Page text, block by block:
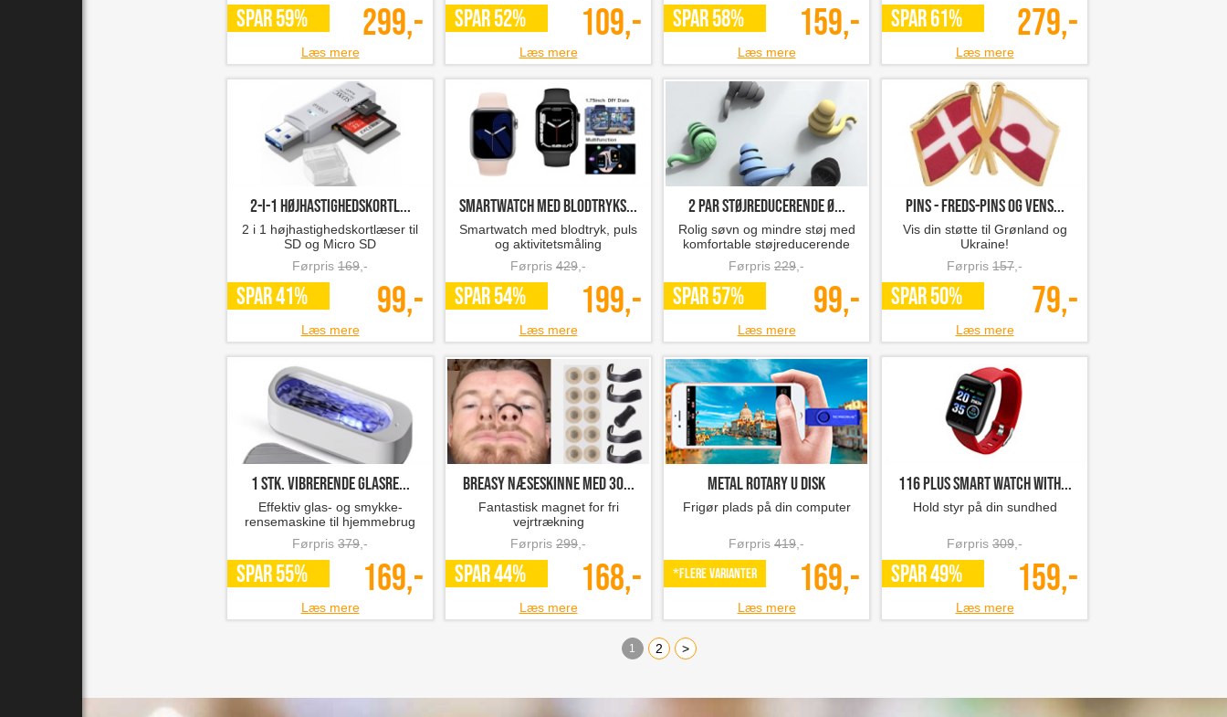
SPAR 59% 299,-
Læs mere
SPAR 52% 109,-
Læs mere
SPAR 58% 159,-
Læs mere
SPAR 61% 279,-
Læs mere
2-i-1 højhastighedskortl...
2 i 1 højhastighedskortlæser til
SD og Micro SD
Førpris 169 ,-
SPAR 41% 99,-
Læs mere
Smartwatch med blodtryks...
Smartwatch med blodtryk, puls
og aktivitetsmåling
Førpris 429 ,-
SPAR 54% 199,-
Læs mere
2 par Støjreducerende ø...
Rolig søvn og mindre støj med
komfortable støjreducerende
ørepropper
Førpris 229 ,-
SPAR 57% 99,-
Læs mere
Pins - Freds-pins og vens...
Vis din støtte til Grønland og
Ukraine!
Førpris 157 ,-
SPAR 50% 79,-
Læs mere
1 stk. vibrerende glasre...
Effektiv glas- og smykke-
rensemaskine til hjemmebrug
Førpris 379 ,-
SPAR 55% 169,-
Læs mere
Breasy Næseskinne med 30...
Fantastisk magnet for fri
vejrtrækning
Førpris 299 ,-
SPAR 44% 168,-
Læs mere
Metal Rotary U Disk
Frigør plads på din computer
Førpris 419 ,-
*Flere varianter 169,-
Læs mere
116 plus smart watch with...
Hold styr på din sundhed
Førpris 309 ,-
SPAR 49% 159,-
Læs mere
1 2 >